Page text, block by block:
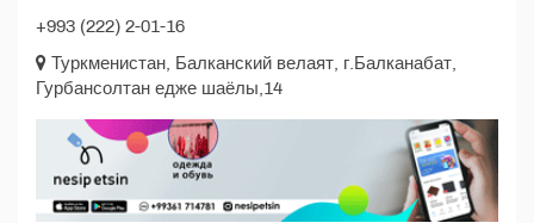
+993 (222) 2-01-16
Туркменистан, Балканский велаят, г.Балканабат,
Гурбансолтан едже шаёлы,14